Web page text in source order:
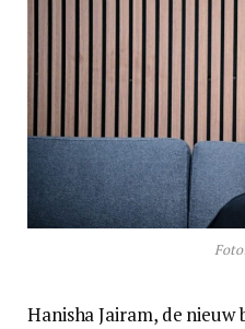
Hanisha Jairam, de nieuw